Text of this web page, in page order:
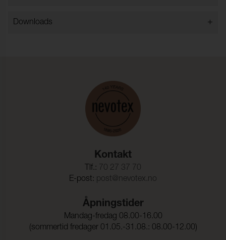
Downloads +
Kontakt
Tlf.: 70 27 37 70
E-post: post@nevotex.no
Åpningstider
Mandag-fredag 08.00-16.00
(sommertid fredager 01.05.-31.08.: 08.00-12.00)